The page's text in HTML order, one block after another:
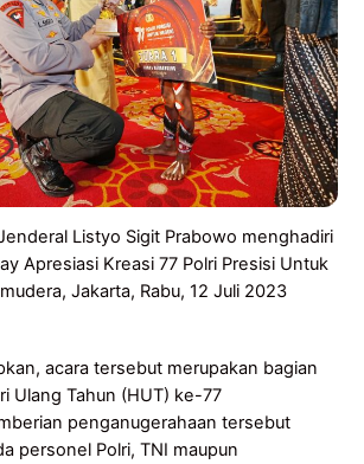
Listyo Sigit Prabowo menghadiri
Apresiasi Kreasi 77 Polri Presisi Untuk
Jakarta, Rabu, 12 Juli 2023
acara tersebut merupakan bagian
Ulang Tahun (HUT) ke-77
penganugerahaan tersebut
personel Polri, TNI maupun